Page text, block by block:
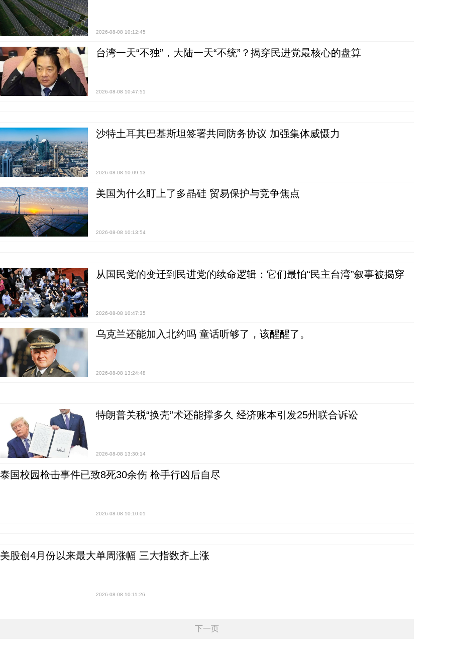
2026-08-08 10:12:45
台湾一天“不独”，大陆一天“不统”？揭穿民进党最核心的盘算
2026-08-08 10:47:51
沙特土耳其巴基斯坦签署共同防务协议 加强集体威慑力
2026-08-08 10:09:13
美国为什么盯上了多晶硅 贸易保护与竞争焦点
2026-08-08 10:13:54
从国民党的变迁到民进党的续命逻辑：它们最怕“民主台湾”叙事被揭穿
2026-08-08 10:47:35
乌克兰还能加入北约吗 童话听够了，该醒醒了。
2026-08-08 13:24:48
特朗普关税“换壳”术还能撑多久 经济账本引发25州联合诉讼
2026-08-08 13:30:14
泰国校园枪击事件已致8死30余伤 枪手行凶后自尽
2026-08-08 10:10:01
美股创4月份以来最大单周涨幅 三大指数齐上涨
2026-08-08 10:11:26
下一页